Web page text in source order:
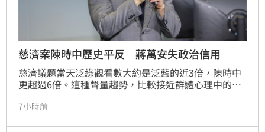
慈濟案陳時中歷史平反 蔣萬安失政治信用
慈濟議題當天泛綠觀看數大約是泛藍的近3倍，陳時中
更超過6倍。這種聲量趨勢，比較接近群體心理中的
人，突然得到一個足以重新證明自身判斷的事件。所
7小時前